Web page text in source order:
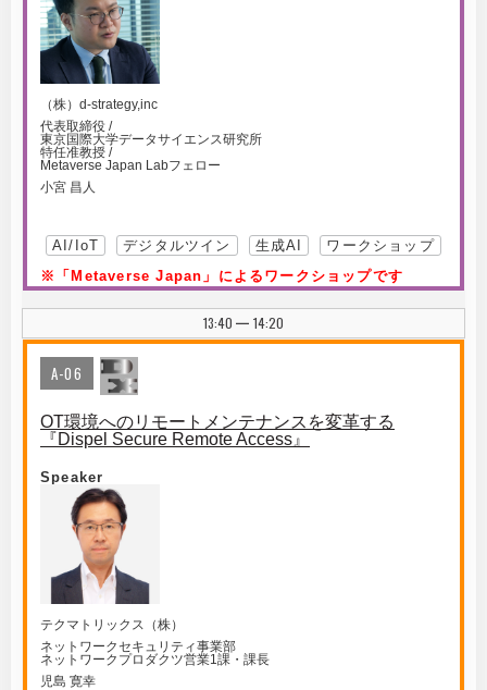
（株）d-strategy,inc
代表取締役 /
東京国際大学データサイエンス研究所
特任准教授 /
Metaverse Japan Labフェロー
小宮 昌人
AI/IoT デジタルツイン 生成AI
ワークショップ
※「Metaverse Japan」によるワークショップです
13:40 | 14:20
A-06
OT環境へのリモートメンテナンスを変革する
『Dispel Secure Remote Access』
Speaker
テクマトリックス（株）
ネットワークセキュリティ事業部
ネットワークプロダクツ営業1課・課長
児島 寛幸